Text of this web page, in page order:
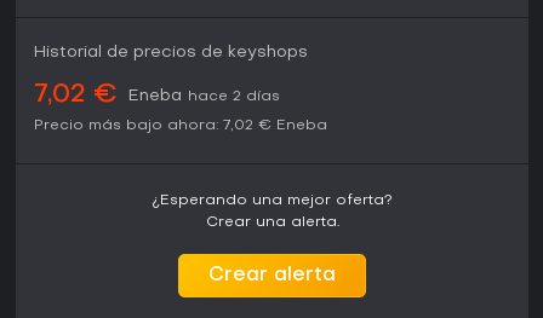
Historial de precios de keyshops
7,02 € Eneba
hace 2 días
Precio más bajo ahora: 7,02 € Eneba
¿Esperando una mejor oferta?
Crear una alerta.
Crear alerta